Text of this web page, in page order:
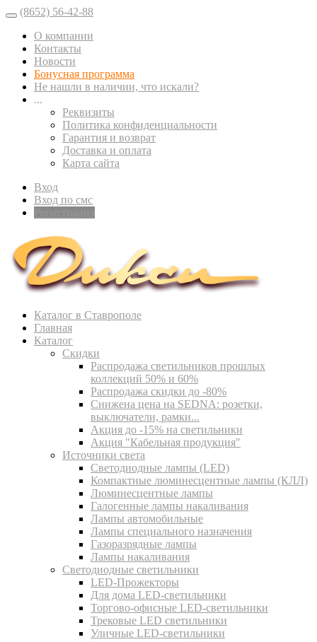
(8652) 56-42-88
О компании
Контакты
Новости
Бонусная программа
Не нашли в наличии, что искали?
...
Реквизиты
Политика конфиденциальности
Гарантия и возврат
Доставка и оплата
Карта сайта
Вход
Вход по смс
Каталог в Ставрополе
Главная
Каталог
Скидки
Распродажа светильников прошлых
коллекций 50% и 60%
Распродажа скидки до -80%
Cнижена цена на SEDNA: розетки,
выключатели, рамки...
Акция до -15% на светильники
Акция "Кабельная продукция"
Источники света
Светодиодные лампы (LED)
Компактные люминесцентные лампы (КЛЛ)
Люминесцентные лампы
Галогенные лампы накаливания
Лампы автомобильные
Лампы специального назначения
Газоразрядные лампы
Лампы накаливания
Светодиодные светильники
LED-Прожекторы
Для дома LED-светильники
Торгово-офисные LED-светильники
Трековые LED светильники
Уличные LED-светильники